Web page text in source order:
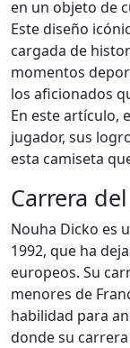
en un objeto de
Este diseño
cargada de
momentos
los aficionados
En este artículo,
jugador, sus
esta camiseta
Carrera
Nouha Dicko es
1992, que ha
europeos. Su
menores de
habilidad para
donde su